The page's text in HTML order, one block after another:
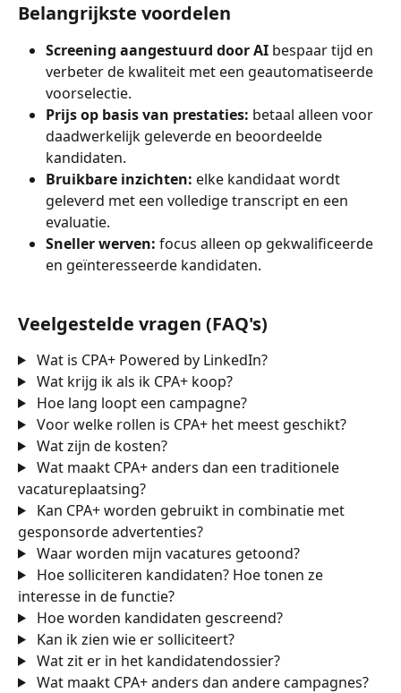
Belangrijkste voordelen
Screening aangestuurd door AI bespaar tijd en
verbeter de kwaliteit met een geautomatiseerde
voorselectie.
Prijs op basis van prestaties: betaal alleen voor
daadwerkelijk geleverde en beoordeelde
kandidaten.
Bruikbare inzichten: elke kandidaat wordt
geleverd met een volledige transcript en een
evaluatie.
Sneller werven: focus alleen op gekwalificeerde
en geïnteresseerde kandidaten.
Veelgestelde vragen (FAQ's)
Wat is CPA+ Powered by LinkedIn?
Wat krijg ik als ik CPA+ koop?
Hoe lang loopt een campagne?
Voor welke rollen is CPA+ het meest geschikt?
Wat zijn de kosten?
Wat maakt CPA+ anders dan een traditionele
vacatureplaatsing?
Kan CPA+ worden gebruikt in combinatie met
gesponsorde advertenties?
Waar worden mijn vacatures getoond?
Hoe solliciteren kandidaten? Hoe tonen ze
interesse in de functie?
Hoe worden kandidaten gescreend?
Kan ik zien wie er solliciteert?
Wat zit er in het kandidaten­dossier?
Wat maakt CPA+ anders dan andere campagnes?